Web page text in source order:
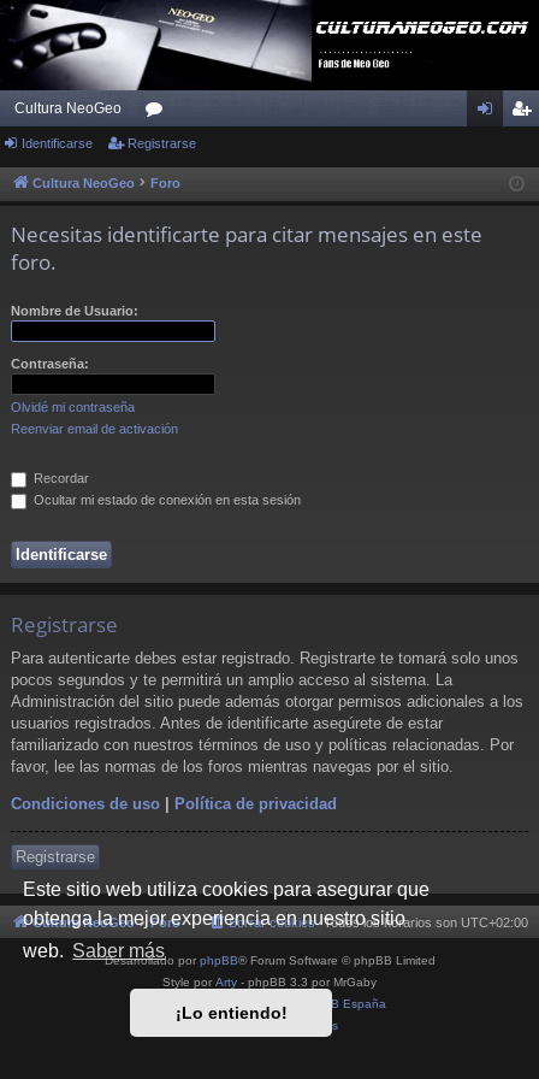
Este sitio web utiliza cookies para asegurar que
obtenga la mejor experiencia en nuestro sitio
web. Saber más
¡Lo entiendo!
Cultura NeoGeo
or
os ist
Identificarse Registrarse
Cultura NeoGeo Foro
Necesitas identificarte para citar mensajes en este
foro.
Nombre de Usuario:
Contraseña:
Olvidé mi contraseña
Reenviar email de activación
Recordar
Ocultar mi estado de conexión en esta sesión
Registrarse
Para autenticarte debes estar registrado. Registrarte te tomará solo unos
pocos segundos y te permitirá un amplio acceso al sistema. La
Administración del sitio puede además otorgar permisos adicionales a los
usuarios registrados. Antes de identificarte asegúrete de estar
familiarizado con nuestros términos de uso y políticas relacionadas. Por
favor, lee las normas de los foros mientras navegas por el sitio.
Condiciones de uso Política de privacidad
Registrarse
Cultura NeoGeo Foro Todos los horarios son UTC+02:00
Borrar cookies
Desarrollado por phpBB® Forum Software © phpBB Limited
Style por Arty - phpBB 3.3 por MrGaby
phpBB España
Condiciones